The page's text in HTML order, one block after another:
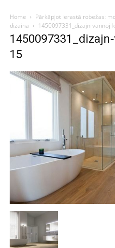
Home
Pārkāpjot ierastā robežas:
dizainā
1450097331_dizajn-vannoj-
15